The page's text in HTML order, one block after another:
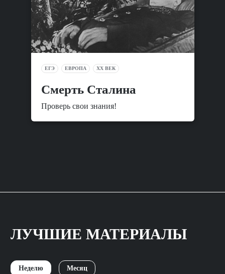
ЕГЭ ЕВРОПА XX ВЕК
Смерть Сталина
Проверь свои знания!
ЛУЧШИЕ МАТЕРИАЛЫ
Неделю Месяц